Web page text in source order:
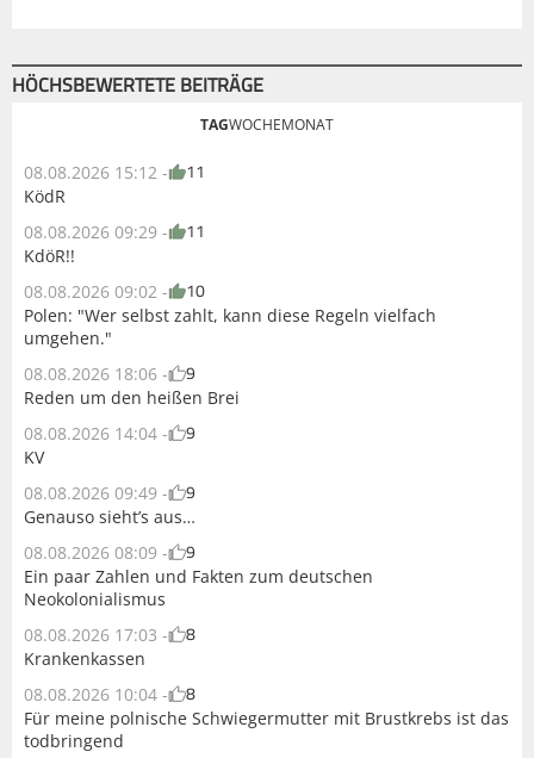
HÖCHSBEWERTETE BEITRÄGE
TAGWOCHEMONAT
08.08.2026 15:12 - 11
KödR
08.08.2026 09:29 -
11
KdöR!!
08.08.2026 09:02 -
10
Polen: "Wer selbst zahlt, kann diese Regeln vielfach
umgehen."
08.08.2026 18:06 -
9
Reden um den heißen Brei
08.08.2026 14:04 -
9
KV
08.08.2026 09:49 -
9
Genauso sieht’s aus…
08.08.2026 08:09 -
9
Ein paar Zahlen und Fakten zum deutschen
Neokolonialismus
08.08.2026 17:03 -
8
Krankenkassen
08.08.2026 10:04 -
8
Für meine polnische Schwiegermutter mit Brustkrebs ist das
todbringend